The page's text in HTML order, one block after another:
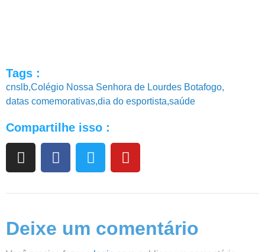
Tags :
cnslb,Colégio Nossa Senhora de Lourdes Botafogo,
datas comemorativas,dia do esportista,saúde
Compartilhe isso :
Deixe um comentário